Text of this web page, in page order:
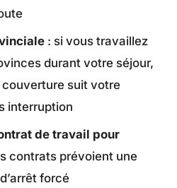
: si vous travaillez
durant votre séjour,
suit votre
interruption
de travail pour
contrats prévoient une
forcé